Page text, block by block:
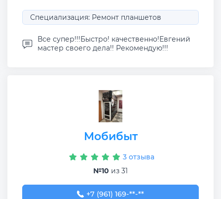
Специализация: Ремонт планшетов
Все супер!!!Быстро! качественно!Евгений
мастер своего дела!! Рекомендую!!!
Мобибыт
3 отзыва
№10 из 31
+7 (961) 169-66-99
+7 (961) 169-**-**